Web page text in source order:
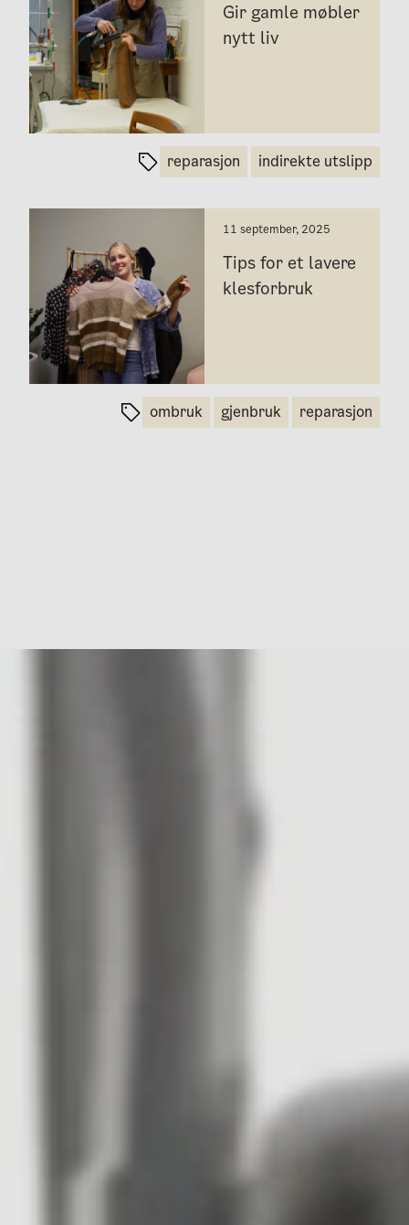
Gir gamle møbler
nytt liv
reparasjon indirekte utslipp
11 september, 2025
Tips for et lavere
klesforbruk
ombruk gjenbruk reparasjon